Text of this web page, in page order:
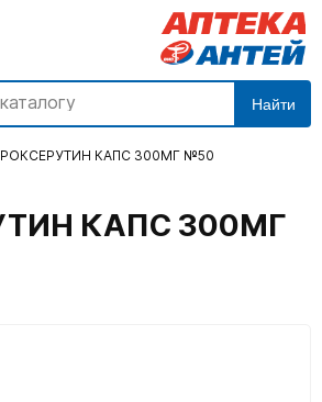
Найти
КАПС 300МГ №50
КАПС 300МГ